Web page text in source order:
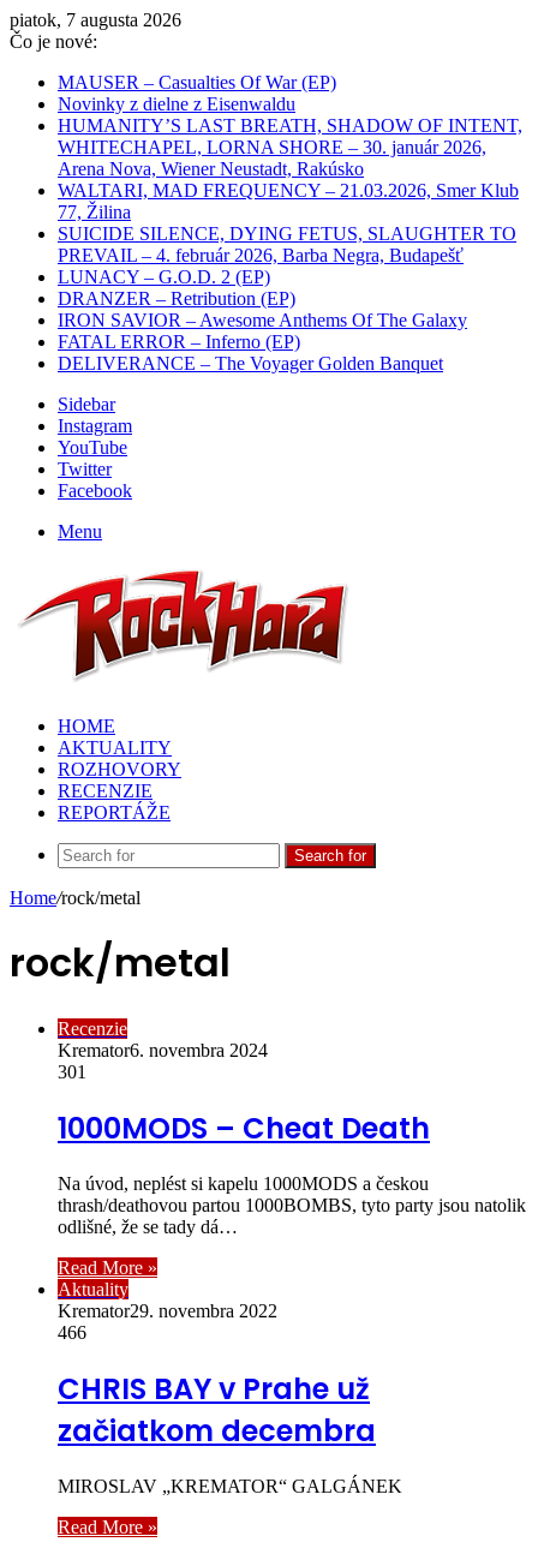
piatok, 7 augusta 2026
Čo je nové:
MAUSER – Casualties Of War (EP)
Novinky z dielne z Eisenwaldu
HUMANITY’S LAST BREATH, SHADOW OF INTENT,
WHITECHAPEL, LORNA SHORE – 30. január 2026,
Arena Nova, Wiener Neustadt, Rakúsko
WALTARI, MAD FREQUENCY – 21.03.2026, Smer Klub
77, Žilina
SUICIDE SILENCE, DYING FETUS, SLAUGHTER TO
PREVAIL – 4. február 2026, Barba Negra, Budapešť
LUNACY – G.O.D. 2 (EP)
DRANZER – Retribution (EP)
IRON SAVIOR – Awesome Anthems Of The Galaxy
FATAL ERROR – Inferno (EP)
DELIVERANCE – The Voyager Golden Banquet
Sidebar
Instagram
YouTube
Twitter
Facebook
Menu
HOME
AKTUALITY
ROZHOVORY
RECENZIE
REPORTÁŽE
Search for
Home/rock/metal
rock/metal
Recenzie
Kremator6. novembra 2024
301
1000MODS – Cheat Death
Na úvod, neplést si kapelu 1000MODS a českou
thrash/deathovou partou 1000BOMBS, tyto party jsou natolik
odlišné, že se tady dá…
Read More »
Aktuality
Kremator29. novembra 2022
466
CHRIS BAY v Prahe už
začiatkom decembra
MIROSLAV „KREMATOR“ GALGÁNEK
Read More »